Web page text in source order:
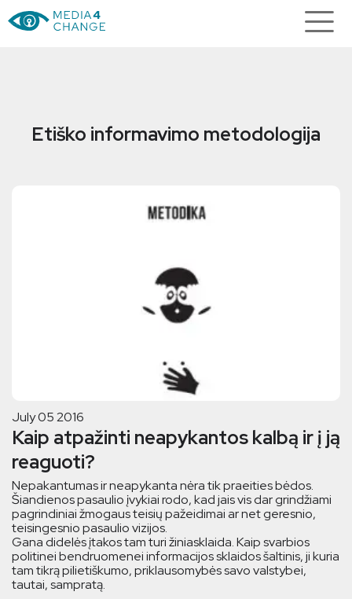
Etiško informavimo metodologija
July 05 2016
Kaip atpažinti neapykantos kalbą ir į ją
reaguoti?
Nepakantumas ir neapykanta nėra tik praeities bėdos.
Šiandienos pasaulio įvykiai rodo, kad jais vis dar grindžiami
pagrindiniai žmogaus teisių pažeidimai ar net geresnio,
teisingesnio pasaulio vizijos.
Gana didelės įtakos tam turi žiniasklaida. Kaip svarbios
politinei bendruomenei informacijos sklaidos šaltinis, ji kuria
tam tikrą pilietiškumo, priklausomybės savo valstybei,
tautai, sampratą.